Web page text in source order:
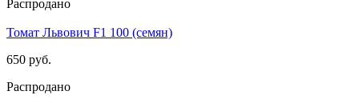
Распродано
Томат Львович F1 100 (семян)
650 руб.
Распродано